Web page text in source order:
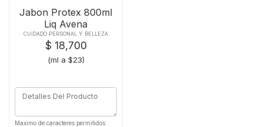
Jabon Protex 800ml
Liq Avena
CUIDADO PERSONAL Y BELLEZA
$ 18,700
(ml a $23)
Maximo de caracteres permitidos: